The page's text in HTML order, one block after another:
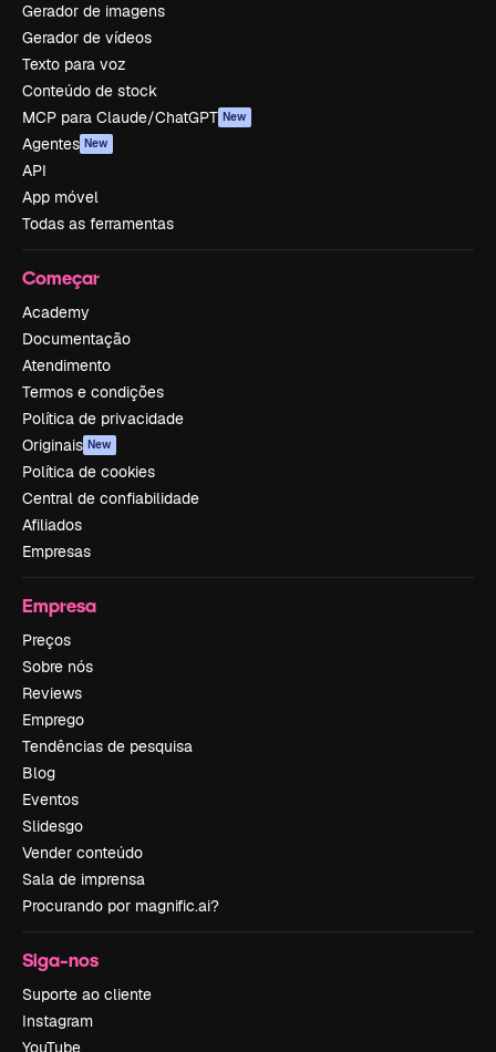
Gerador de imagens
Gerador de vídeos
Texto para voz
Conteúdo de stock
MCP para Claude/ChatGPT New
Agentes New
API
App móvel
Todas as ferramentas
Começar
Academy
Documentação
Atendimento
Termos e condições
Política de privacidade
Originais New
Política de cookies
Central de confiabilidade
Afiliados
Empresas
Empresa
Preços
Sobre nós
Reviews
Emprego
Tendências de pesquisa
Blog
Eventos
Slidesgo
Vender conteúdo
Sala de imprensa
Procurando por magnific.ai?
Siga-nos
Suporte ao cliente
Instagram
YouTube